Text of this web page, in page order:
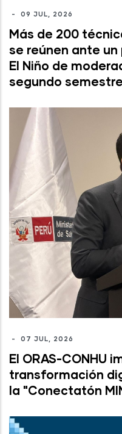
- 09 JUL, 2026
Más de 200
se reúnen ante
El Niño de
segundo
- 07 JUL, 2026
El ORAS-CONHU
transformación
la "Conectatón